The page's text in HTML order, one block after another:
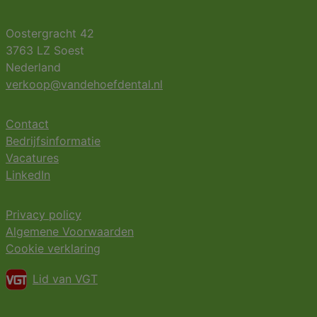
Oostergracht 42
3763 LZ Soest
Nederland
verkoop@vandehoefdental.nl
Contact
Bedrijfsinformatie
Vacatures
LinkedIn
Privacy policy
Algemene Voorwaarden
Cookie verklaring
Lid van VGT